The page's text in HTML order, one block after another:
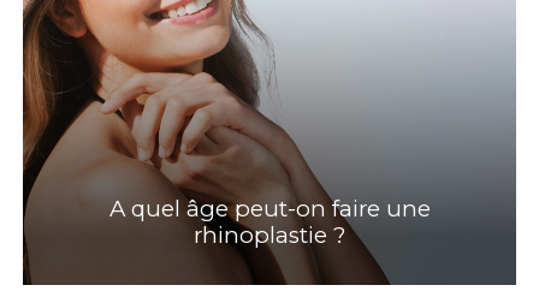
A quel âge peut-on faire une
rhinoplastie ?